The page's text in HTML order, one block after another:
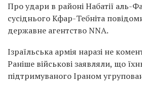
Про удари в районі Набатії аль-
сусіднього Кфар-Тебніта
державне агентство NNA.
Ізраїльська армія наразі не
Раніше військові заявляли, що
підтримуваного Іраном